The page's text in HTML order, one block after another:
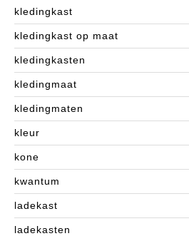
kledingkast
kledingkast op maat
kledingkasten
kledingmaat
kledingmaten
kleur
kone
kwantum
ladekast
ladekasten